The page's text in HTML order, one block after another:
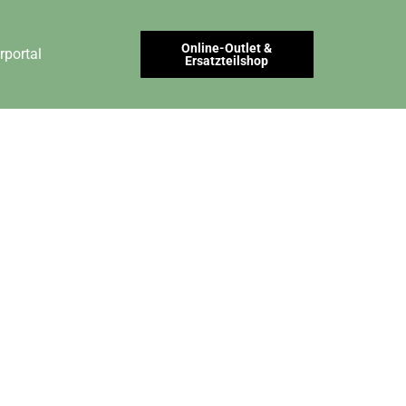
Online-Outlet &
Ersatzteilshop